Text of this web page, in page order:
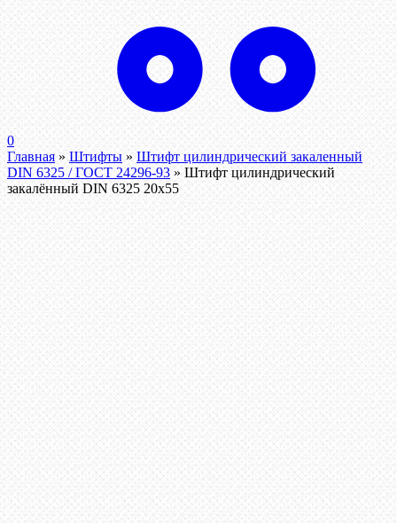
0
Главная » Штифты » Штифт цилиндрический закаленный
DIN 6325 / ГОСТ 24296-93 » Штифт цилиндрический
закалённый DIN 6325 20х55